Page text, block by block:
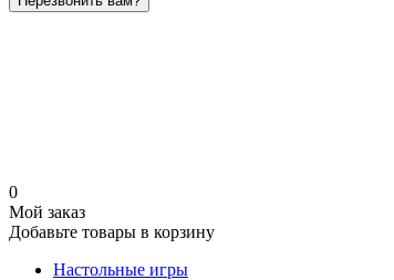
0
Мой заказ
Добавьте товары в корзину
Настольные игры